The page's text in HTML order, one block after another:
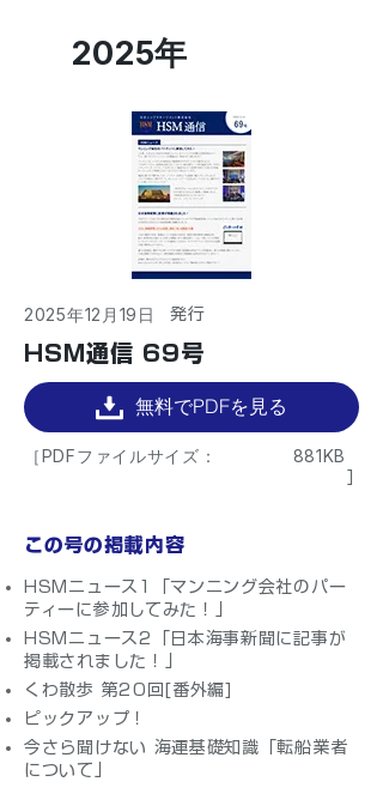
2025年
2025年12月19日 ​発行
HSM通信 69号
無料でPDFを見る
［PDFファイルサイズ： 881KB
この号の掲載内容
HSMニュース1「マンニング会社のパー
ティーに参加してみた！」
HSMニュース2「日本海事新聞に記事が
掲載されました！」
くわ散歩 第20回[番外編]
ピックアップ！
今さら聞けない 海運基礎知識「転船業者
について」